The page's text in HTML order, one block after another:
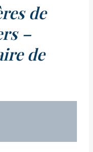
de
–
de